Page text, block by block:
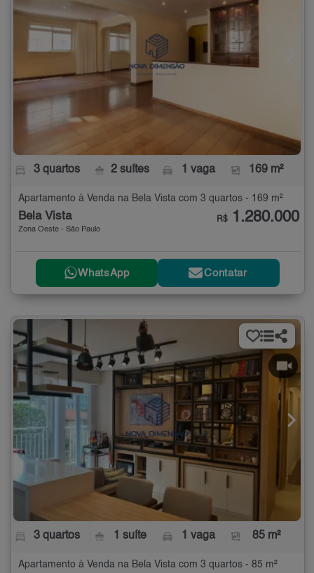
3 quartos 2 suítes 1 vaga 169 m²
Apartamento à Venda na Bela Vista com 3 quartos - 169 m²
Bela Vista
Zona Oeste - São Paulo
R$ 1.280.000
WhatsApp Contatar
3 quartos 1 suíte 1 vaga 85 m²
Apartamento à Venda na Bela Vista com 3 quartos - 85 m²